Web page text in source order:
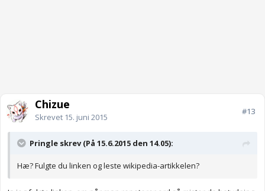
Chizue
Skrevet 15. juni 2015
#13
Pringle skrev (På 15.6.2015 den 14.05):
Hæ? Fulgte du linken og leste wikipedia-artikkelen?